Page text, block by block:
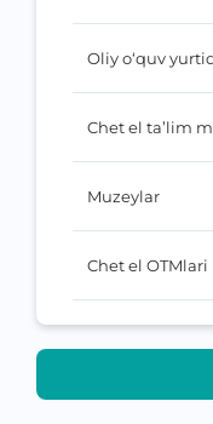
Oliy o‘quv
Chet el ta’lim
Muzeylar
Chet el OTMlari